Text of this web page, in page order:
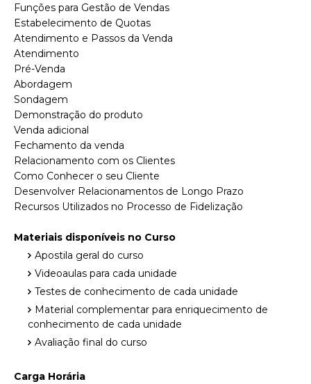
Funções para Gestão de Vendas
Estabelecimento de Quotas
Atendimento e Passos da Venda
Atendimento
Pré-Venda
Abordagem
Sondagem
Demonstração do produto
Venda adicional
Fechamento da venda
Relacionamento com os Clientes
Como Conhecer o seu Cliente
Desenvolver Relacionamentos de Longo Prazo
Recursos Utilizados no Processo de Fidelização
Materiais disponíveis no Curso
Apostila geral do curso
Videoaulas para cada unidade
Testes de conhecimento de cada unidade
Material complementar para enriquecimento de
conhecimento de cada unidade
Avaliação final do curso
Carga Horária